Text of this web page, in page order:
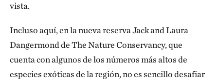
vista.
Incluso aquí, en la nueva reserva Jack and Laura
Dangermond de The Nature Conservancy, que
cuenta con algunos de los números más altos de
especies exóticas de la región, no es sencillo desafiar